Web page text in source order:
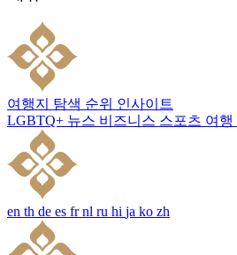
여행지 탐색 순위 인사이트
LGBTQ+ 뉴스 비즈니스 스포츠 여행
en th de es fr nl ru hi ja ko zh